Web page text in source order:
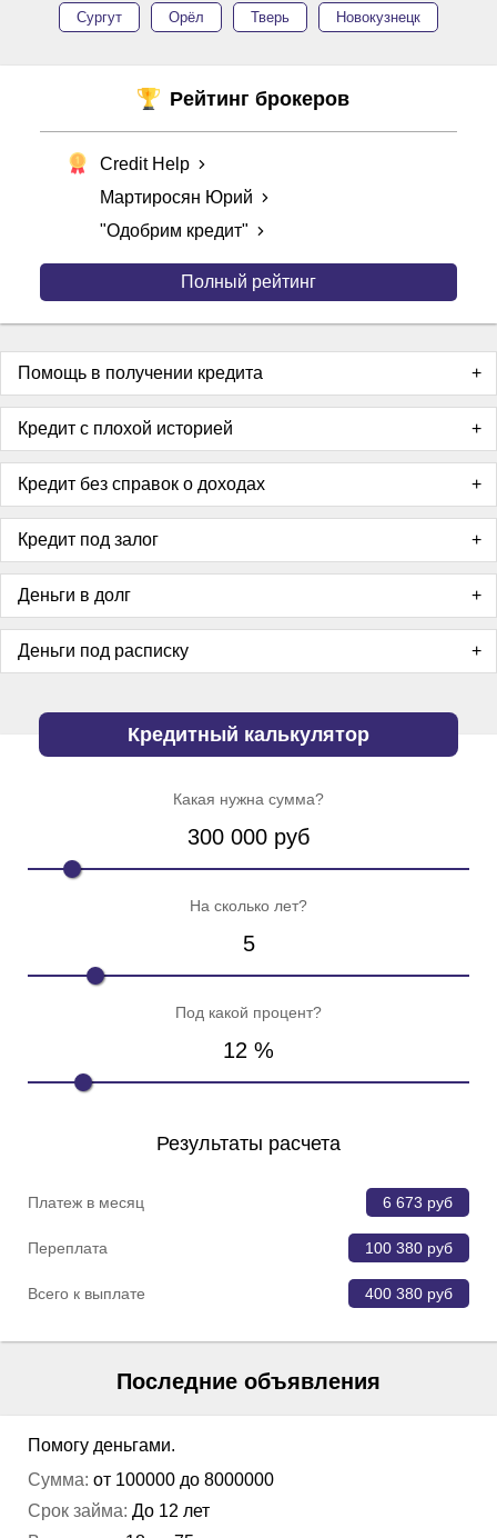
Сургут Орёл Тверь Новокузнецк
Рейтинг брокеров
Credit Help
Мартиросян Юрий
"Одобрим кредит"
Полный рейтинг
Помощь в получении кредита
Кредит с плохой историей
Кредит без справок о доходах
Кредит под залог
Деньги в долг
Деньги под расписку
Кредитный калькулятор
Какая нужна сумма?
300 000 руб
На сколько лет?
5
Под какой процент?
12 %
Результаты расчета
Платеж в месяц 6 673 руб
Переплата 100 380 руб
Всего к выплате 400 380 руб
Последние объявления
Помогу деньгами.
Сумма: от 100000 до 8000000
Срок займа: До 12 лет